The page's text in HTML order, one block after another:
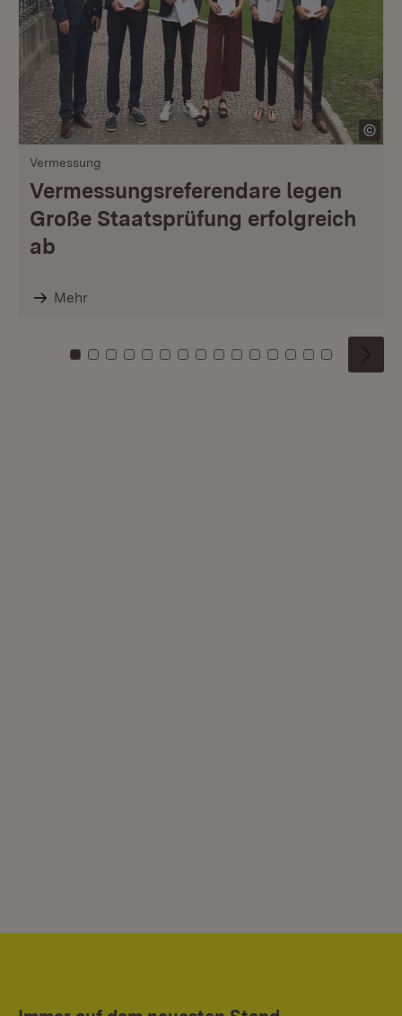
Vermessung
Vermessungsreferendare legen
Große Staatsprüfung erfolgreich
ab
Mehr
Zu Kachel: 0
Zu Kachel: 1
Zu Kachel: 2
Zu Kachel: 3
Zu Kachel: 4
Zu Kachel: 5
Zu Kachel: 6
Zu Kachel: 7
Zu Kachel: 8
Zu Kachel: 9
Zu Kachel: 10
Zu Kachel: 11
Zu Kachel: 12
Zu Kachel:
Zu